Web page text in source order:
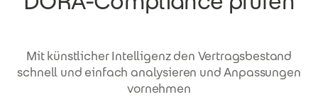
Mit künstlicher Intelligenz den Vertragsbestand
schnell und einfach analysieren und Anpassungen
vornehmen